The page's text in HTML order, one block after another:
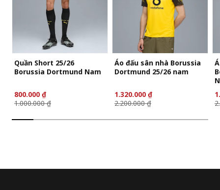
Quần Short 25/26
Borussia Dortmund Nam
800.000 ₫
1.000.000 ₫
Áo đấu sân nhà Borussia
Dortmund 25/26 nam
1.320.000 ₫
2.200.000 ₫